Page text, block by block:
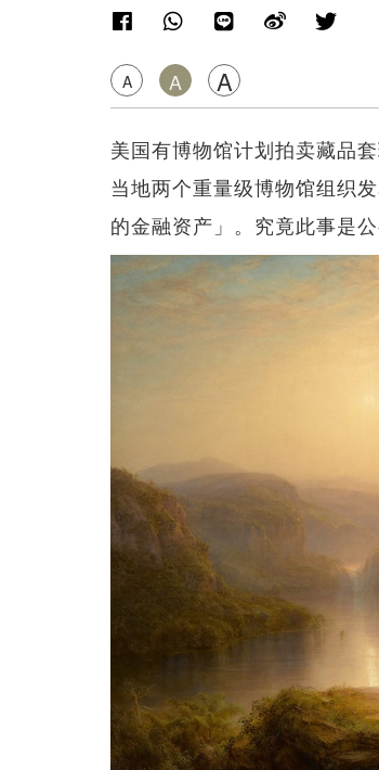
A A A
美国有博物馆计划拍卖藏品
当地两个重量级博物馆组织
的金融资产」。究竟此事是